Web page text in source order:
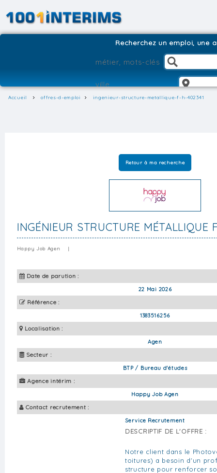
Recherchez un emploi, une
Accueil offres-d-emploi ingenieur-structure-metallique-f-h-402341
Retour à ma recherche
INGÉNIEUR STRUCTURE MÉTALLIQUE
Happy Job Agen |
Date de parution :
22 Mai 2026
Référence :
1383516256
Localisation :
Agen
Secteur :
BTP / Bureau d'études
Agence intérim :
Happy Job Agen
Contact recrutement :
Service Recrutement
DESCRIPTIF DE L'OFFRE :
Notre client dans le
toitures) a besoin d'un
structure pour renforcer